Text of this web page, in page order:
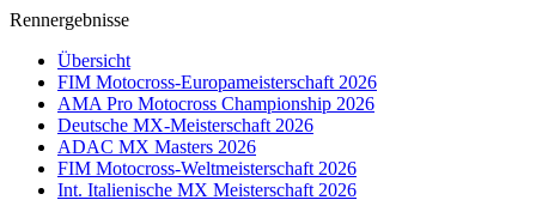
Rennergebnisse
Übersicht
FIM Motocross-Europameisterschaft 2026
AMA Pro Motocross Championship 2026
Deutsche MX-Meisterschaft 2026
ADAC MX Masters 2026
FIM Motocross-Weltmeisterschaft 2026
Int. Italienische MX Meisterschaft 2026